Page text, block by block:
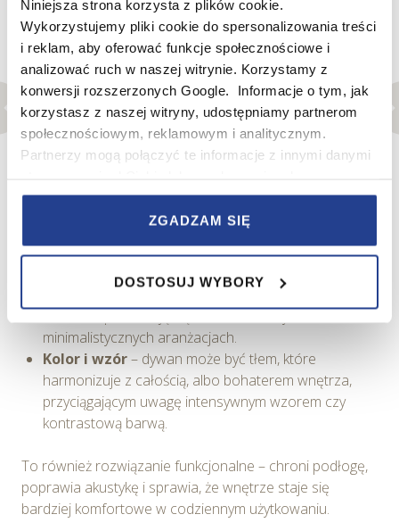
Niniejsza strona korzysta z plików cookie.
Wykorzystujemy pliki cookie do spersonalizowania treści
i reklam, aby oferować funkcje społecznościowe i
analizować ruch w naszej witrynie. Korzystamy z
konwersji rozszerzonych Google. Informacje o tym, jak
korzystasz z naszej witryny, udostępniamy partnerom
społecznościowym, reklamowym i analitycznym.
Partnerzy mogą połączyć te informacje z innymi danymi
korzystania z ich usług.
zapewnienia prawidłowego działania Serwisu,
zapamiętania wybranych przez użytkownika ustawień i
wszelkich wyborów dokonywanych w Serwisie, poprawy
wydajności Serwisu, zbierania informacji o tym, w jaki
sposób użytkownicy korzystają z Serwisu, ulepszania
Serwisu, dostosowywania działania Serwisu do
preferencji użytkowników, tworzenia statystyk
użytkowania Serwisu oraz w celach marketingowych.
z wykorzystywaniem plików cookie w Serwisie,
przetwarzane są przez Spravia Sp. z o.o. jako
usługodawcę Serwisu w ww. celach oraz mogą być
ZGADZAM SIĘ
DOSTOSUJ WYBORY
Źródło: Freepik.com
Dywany – miękkość i struktura
Dywan to element, który dosłownie zmienia sposób, w
jaki odbieramy wnętrze. Wprowadza poczucie ciepła i
bezpieczeństwa, a przy tym porządkuje przestrzeń.
wyznaczać strefę wypoczynkową, oddzielając ją od
jadalni czy aneksu kuchennego.
Struktura i faktura– puszyste dywany o wysokim
runie dodają przytulności, a modele tkane płasko
świetnie sprawdzają się w nowoczesnych,
minimalistycznych aranżacjach.
Kolor i wzór– dywan może być tłem, które
harmonizuje z całością, albo bohaterem wnętrza,
przyciągającym uwagę intensywnym wzorem czy
kontrastową barwą.
To również rozwiązanie funkcjonalne – chroni podłogę,
poprawia akustykę i sprawia, że wnętrze staje się
bardziej komfortowe w codziennym użytkowaniu.